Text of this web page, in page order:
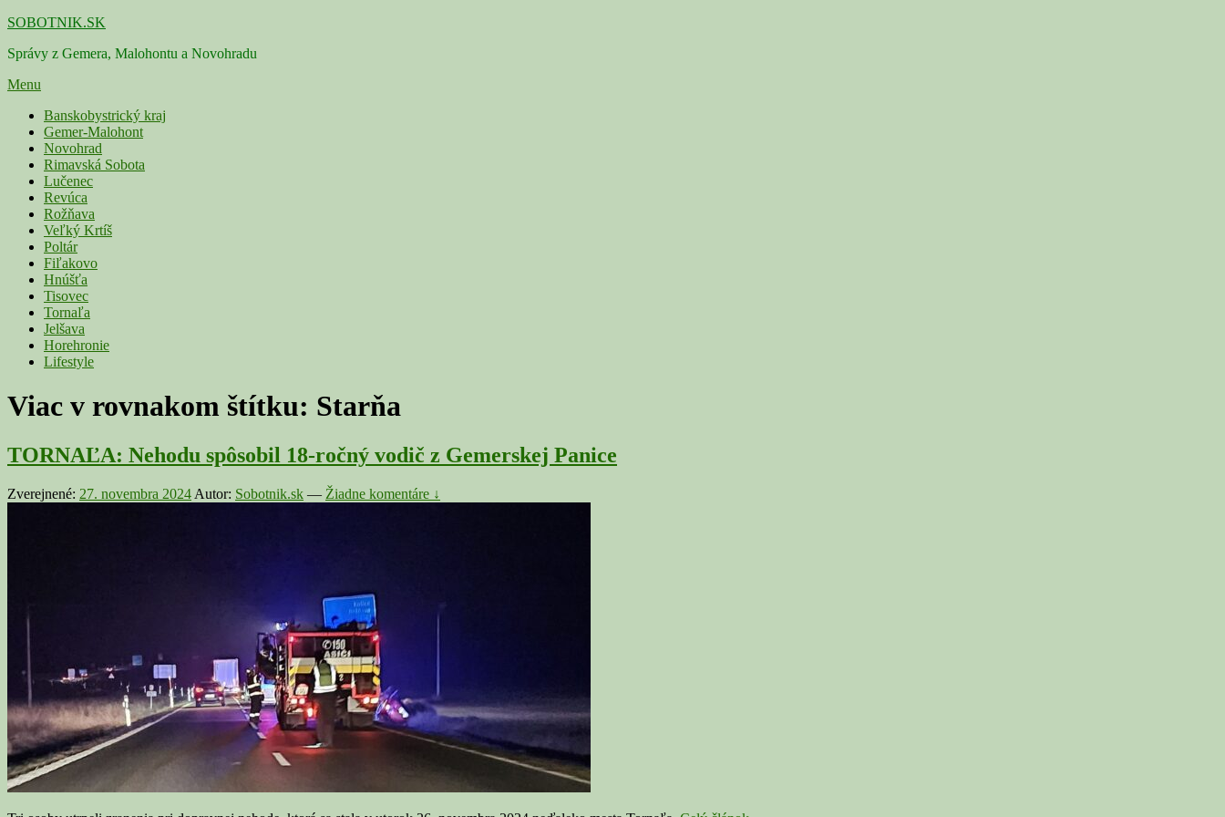
Skip
content
SOBOTNIK.SK
Správy z Gemera, Malohontu a Novohradu
Menu
Primárne
menu
Banskobystrický kraj
Gemer-Malohont
Novohrad
Rimavská Sobota
Lučenec
Revúca
Rožňava
Veľký Krtíš
Poltár
Fiľakovo
Hnúšťa
Tisovec
Tornaľa
Jelšava
Horehronie
Lifestyle
Viac v rovnakom štítku: Starňa
TORNAĽA: Nehodu spôsobil 18-ročný vodič z Gemerskej Panice
Zverejnené: 27. novembra 2024 Autor: Sobotnik.sk — Žiadne komentáre ↓